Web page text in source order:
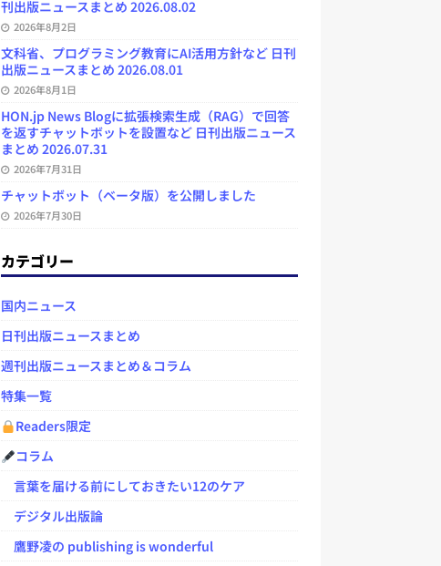
刊出版ニュースまとめ 2026.08.02
2026年8月2日
文科省、プログラミング教育にAI活用方針など 日刊
出版ニュースまとめ 2026.08.01
2026年8月1日
HON.jp News Blogに拡張検索生成（RAG）で回答
を返すチャットボットを設置など 日刊出版ニュース
まとめ 2026.07.31
2026年7月31日
チャットボット（ベータ版）を公開しました
2026年7月30日
カテゴリー
国内ニュース
日刊出版ニュースまとめ
週刊出版ニュースまとめ＆コラム
特集一覧
Readers限定
コラム
言葉を届ける前にしておきたい12のケア
デジタル出版論
鷹野凌の publishing is wonderful